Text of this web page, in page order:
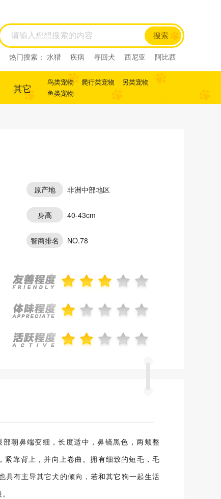
搜索
热门搜索： 水猎 疾病 寻回犬 西尼亚
阿比西
其它 鸟类宠物 爬行类宠物
另类宠物
鱼类宠物
原产地 非洲中部地区
身高 40-43cm
智商排名 NO.78
朝鼻端变细，长度适中，鼻镜黑色，两颊整
靠背上，并向上卷曲。拥有细致的短毛，毛
有主导其它犬的倾向，若和其它狗一起生活